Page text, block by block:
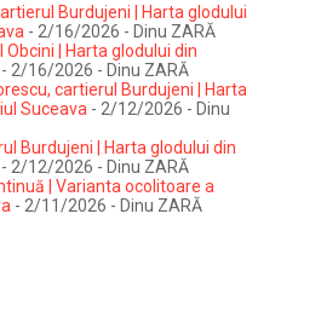
Burdujeni | Harta glodului
- 2/16/2026 - Dinu ZARĂ
| Harta glodului din
- 2/16/2026 - Dinu ZARĂ
cartierul Burdujeni | Harta
Suceava - 2/12/2026 - Dinu
Burdujeni | Harta glodului din
- 2/12/2026 - Dinu ZARĂ
| Varianta ocolitoare a
- 2/11/2026 - Dinu ZARĂ